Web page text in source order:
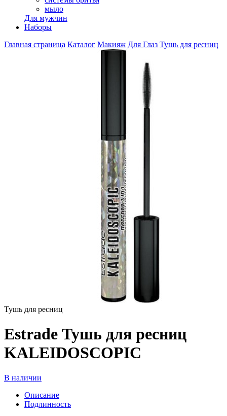
мыло
Для мужчин
Наборы
Главная страница Каталог Макияж Для Глаз Тушь для ресниц
Тушь для ресниц
Estrade Тушь для ресниц
KALEIDOSCOPIC
В наличии
Описание
Подлинность